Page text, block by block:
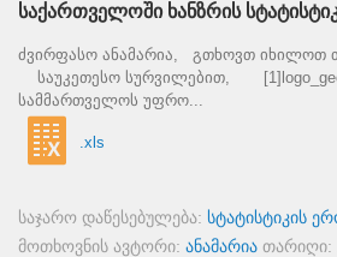
საქართველოში ხანზრის
ძვირფასო ანამარია, გთხოვთ იხილოთ
საუკეთესო სურვილებით,
სამმართველოს უფრო...
.xls
საჯარო დაწესებულება: სტატისტიკის
მოთხოვნის ავტორი: ანამარია თარიღი: